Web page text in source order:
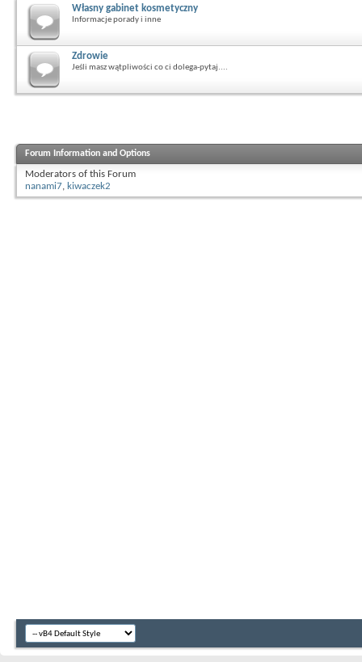
Własny gabinet kosmetyczny
Informacje porady i inne
Zdrowie
Jeśli masz wątpliwości co ci dolega-pytaj....
Forum Information and Options
Moderators of this Forum
nanami7, kiwaczek2